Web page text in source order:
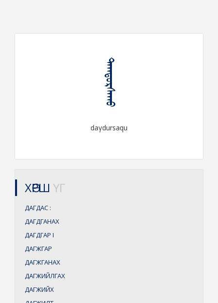
ᠳᠠᠭᠳᠤᠷᠰᠠᠬᠤ
daγdursaqu
ХӨРШ ҮГ
ДАГДАС :
ДАГДГАНАХ
ДАГДГАР I
ДАГЖГАР
ДАГЖГАНАХ
ДАГЖИЙЛГАХ
ДАГЖИЙХ